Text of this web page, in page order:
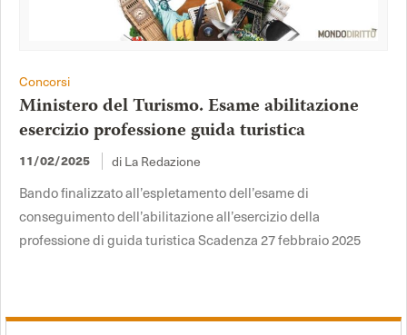
Concorsi
Ministero del Turismo. Esame abilitazione
esercizio professione guida turistica
11/02/2025 di La Redazione
Bando finalizzato all’espletamento dell’esame di
conseguimento dell’abilitazione all’esercizio della
professione di guida turistica Scadenza 27 febbraio 2025